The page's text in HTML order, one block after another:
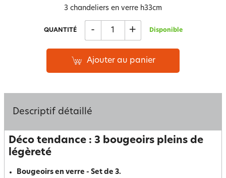
3 chandeliers en verre h33cm
QUANTITÉ - + Disponible
Ajouter au panier
Descriptif détaillé
Déco tendance : 3 bougeoirs pleins de
légèreté
Bougeoirs en verre - Set de 3.